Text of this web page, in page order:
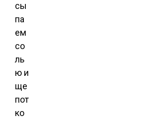
сы
па
ем
со
ль
ю и
ще
пот
ко